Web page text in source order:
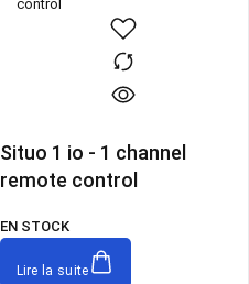
Situo 1 io - 1 channel
remote control
EN STOCK
Lire la suite